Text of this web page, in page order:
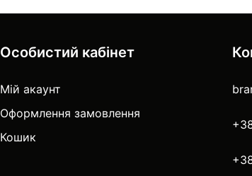
Особистий кабінет
Мій акаунт
Оформлення замовлення
Кошик